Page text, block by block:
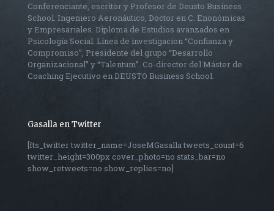
Conferenciante, escritor y Profesor de Deusto Business
School. Ingeniero Aeronáutico, Doctor en C. Enonómicas
y Empresariales. Diploma de Estudios avanzados en
Psicología Social. Línea de investigacion “Confianza y
Compromiso”, Presidente del grupo “Desarrollo
Organizacional” y “Talentum”. Co-director del Máster de
Coaching Ejecutivo en DEUSTO Business School.
Gasalla en Twitter
[fts_twitter twitter_name=JoseMGasalla tweets_count=6
twitter_height=300px cover_photo=no stats_bar=no
show_retweets=no show_replies=no]